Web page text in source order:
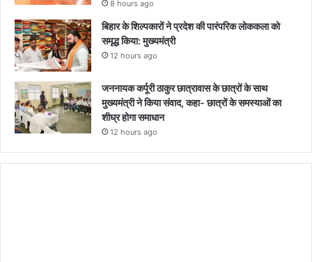
8 hours ago
बिहार के शिल्पकारों ने प्रदेश की पारंपरिक लोककला को
समृद्ध किया: मुख्यमंत्री
12 hours ago
जननायक कर्पूरी ठाकुर छात्रावास के छात्रों के साथ
मुख्यमंत्री ने किया संवाद, कहा- छात्रों के समस्याओं का
शीघ्र होगा समाधान
12 hours ago